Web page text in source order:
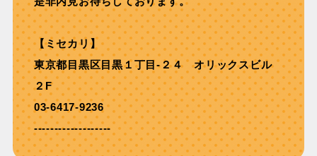
【ミセカリ】
東京都目黒区目黒１丁目-２４ オリックスビル
２F
03-6417-9236
-------------------